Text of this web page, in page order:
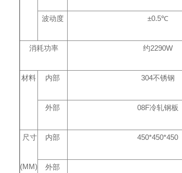
波动度 ±0.5℃
消耗功率 约2290W
材料 内部 304不锈钢
外部 08F冷轧钢板
尺寸
(MM)
内部 450*450*450
外部